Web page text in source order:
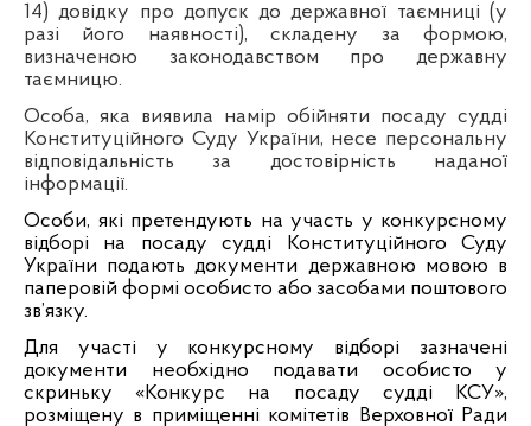
14) довідку про допуск до державної таємниці (у
разі його наявності), складену за формою,
визначеною законодавством про державну
таємницю.
Особа, яка виявила намір обійняти посаду судді
Конституційного Суду України, несе персональну
відповідальність за достовірність наданої
інформації.
Особи, які претендують на участь у конкурсному
відборі на посаду судді Конституційного Суду
України подають документи державною мовою в
паперовій формі особисто або засобами поштового
зв’язку.
Для участі у конкурсному відборі зазначені
документи необхідно подавати особисто у
скриньку «Конкурс на посаду судді КСУ»,
розміщену в приміщенні комітетів Верховної Ради